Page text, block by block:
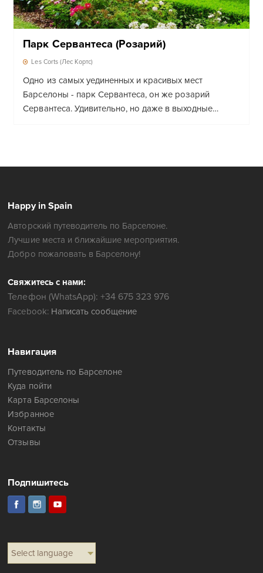
Парк Сервантеса (розарий)
Les Corts (Лес Кортс)
Одно из самых уединенных и красивых мест
Барселоны - парк Сервантеса, он же розарий
Сервантеса. Удивительно, но даже в выходные…
Happy in Spain
Авторский путеводитель по Барселоне.
Лучшие места и ближайшие мероприятия.
Добро пожаловать в Барселону!
Свяжитесь с нами:
Телефон (WhatsApp): +34 675 323 976
Facebook: Написать сообщение
Навигация
Путеводитель по Барселоне
Куда пойти
Карта Барселоны
Избранное
Контакты
Отзывы
Подпишитесь
Select language